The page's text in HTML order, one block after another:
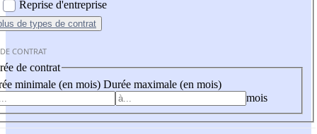
Reprise d'entreprise
de types de contrat
CONTRAT
de contrat
minimale (en mois) Durée maximale (en mois)
mois